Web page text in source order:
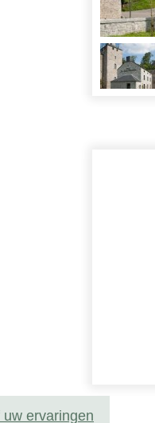
uw ervaringen